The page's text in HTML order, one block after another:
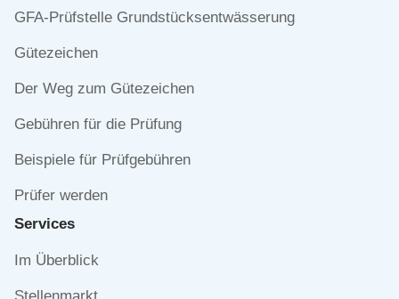
Navigation
GFA-Prüfstelle Grundstücksentwässerung
Gütezeichen
Der Weg zum Gütezeichen
Gebühren für die Prüfung
Beispiele für Prüfgebühren
Prüfer werden
Services
Navigation
Im Überblick